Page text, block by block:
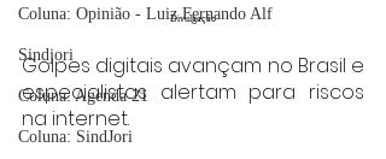
Coluna: Opinião - Luiz Fernando Alf
Sindjori
Coluna: Agenda 21
Coluna: SindJori
Divulgação
Golpes digitais avançam no Brasil e
especialistas alertam para riscos
na internet.